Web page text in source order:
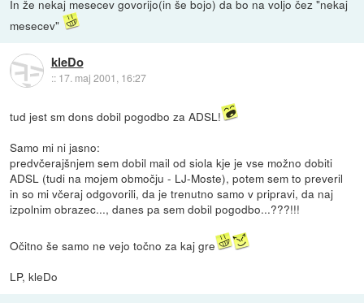
In že nekaj mesecev govorijo(in še bojo) da bo na voljo čez "nekaj
mesecev"
kleDo
:: 17. maj 2001, 16:27
tud jest sm dons dobil pogodbo za ADSL!
Samo mi ni jasno:
predvčerajšnjem sem dobil mail od siola kje je vse možno dobiti
ADSL (tudi na mojem območju - LJ-Moste), potem sem to preveril
in so mi včeraj odgovorili, da je trenutno samo v pripravi, da naj
izpolnim obrazec..., danes pa sem dobil pogodbo...???!!!
Očitno še samo ne vejo točno za kaj gre
LP, kleDo